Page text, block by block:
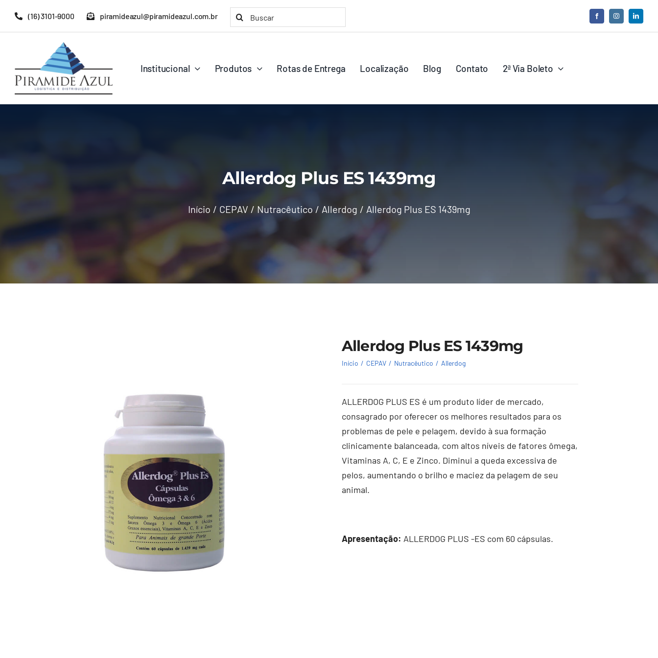
(16) 3101-9000 piramideazul@piramideazul.com.br
Buscar
resultados
Institucional Produtos Rotas de Entrega Localização Blog Contato 2ª Via Boleto
Allerdog Plus ES 1439mg
Início CEPAV Nutracêutico Allerdog Allerdog Plus ES 1439mg
Allerdog Plus ES 1439mg
Início CEPAV Nutracêutico Allerdog
ALLERDOG PLUS ES é um produto líder de mercado,
consagrado por oferecer os melhores resultados para os
problemas de pele e pelagem, devido à sua formação
clinicamente balanceada, com altos níveis de fatores ômega,
Vitaminas A, C, E e Zinco. Diminui a queda excessiva de
pelos, aumentando o brilho e maciez da pelagem de seu
animal.
Apresentação: ALLERDOG PLUS -ES com 60 cápsulas.